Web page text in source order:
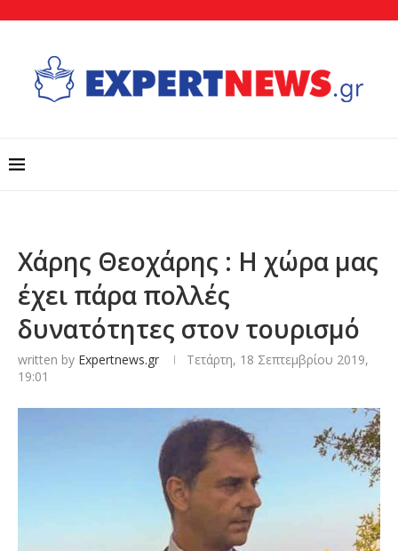
Χάρης Θεοχάρης : Η χώρα μας
έχει πάρα πολλές
δυνατότητες στον τουρισμό
written by Expertnews.gr
Τετάρτη, 18 Σεπτεμβρίου 2019,
19:01